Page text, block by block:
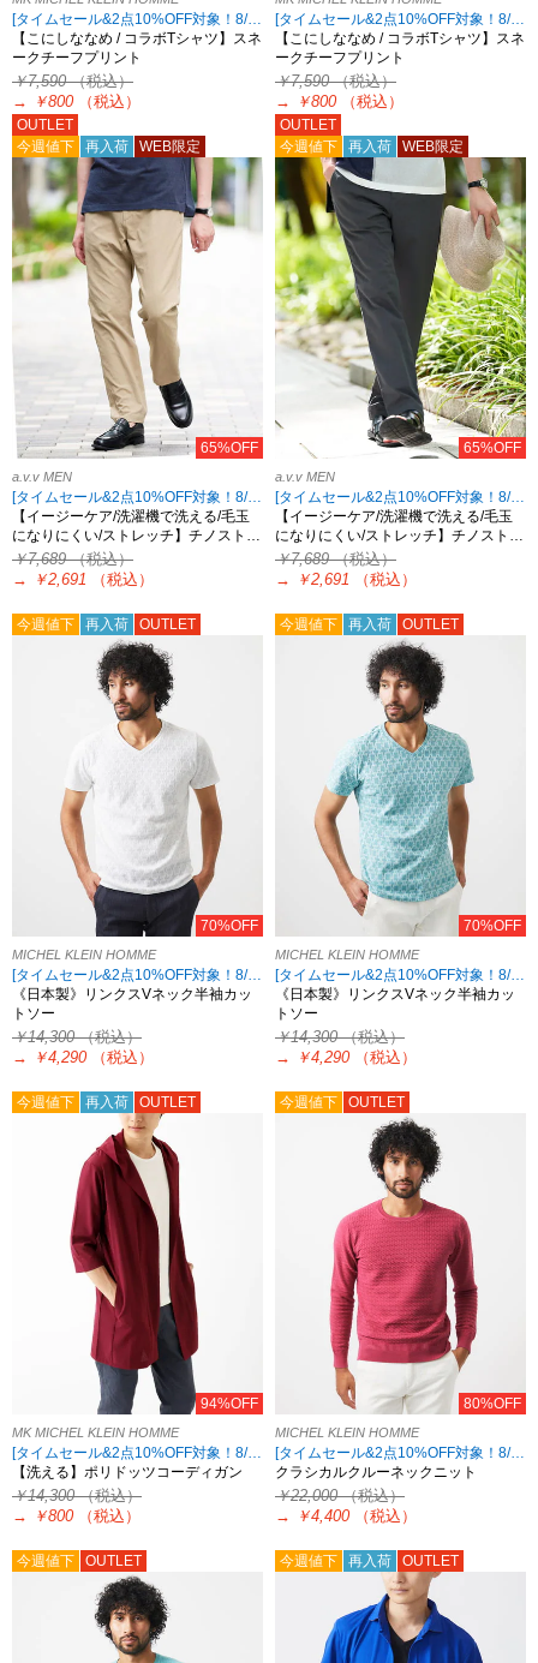
[タイムセール&2点10%OFF対象！8/17 8:59まで アウトレット限定]
【こにしななめ / コラボTシャツ】スネ
ークチーフプリント
￥7,590（税込）
→
￥800 （税込）
[タイムセール&2点10%OFF対象！8/17 8:59まで アウトレット限定]
【こにしななめ / コラボTシャツ】スネ
ークチーフプリント
￥7,590（税込）
→
￥800 （税込）
今週値下 再入荷 WEB限定
OUTLET
65%OFF
a.v.v MEN
[タイムセール&2点10%OFF対象！8/17 8:59まで]
【イージーケア/洗濯機で洗える/毛玉
になりにくい/ストレッチ】チノスト…
￥7,689（税込）
→
￥2,691 （税込）
今週値下 再入荷 WEB限定
OUTLET
65%OFF
a.v.v MEN
[タイムセール&2点10%OFF対象！8/17 8:59まで]
【イージーケア/洗濯機で洗える/毛玉
になりにくい/ストレッチ】チノスト…
￥7,689（税込）
→
￥2,691 （税込）
今週値下 再入荷 OUTLET
70%OFF
MICHEL KLEIN HOMME
[タイムセール&2点10%OFF対象！8/17 8:59まで アウトレット限定]
《日本製》リンクスVネック半袖カッ
トソー
￥14,300（税込）
→
￥4,290 （税込）
今週値下 再入荷 OUTLET
70%OFF
MICHEL KLEIN HOMME
[タイムセール&2点10%OFF対象！8/17 8:59まで アウトレット限定]
《日本製》リンクスVネック半袖カッ
トソー
￥14,300（税込）
→
￥4,290 （税込）
今週値下 再入荷 OUTLET
94%OFF
MK MICHEL KLEIN HOMME
[タイムセール&2点10%OFF対象！8/17 8:59まで アウトレット限定]
【洗える】ポリドッツコーディガン
￥14,300（税込）
→
￥800 （税込）
今週値下 OUTLET
80%OFF
MICHEL KLEIN HOMME
[タイムセール&2点10%OFF対象！8/17 8:59まで アウトレット限定]
クラシカルクルーネックニット
￥22,000（税込）
→
￥4,400 （税込）
今週値下 OUTLET 今週値下 再入荷 OUTLET